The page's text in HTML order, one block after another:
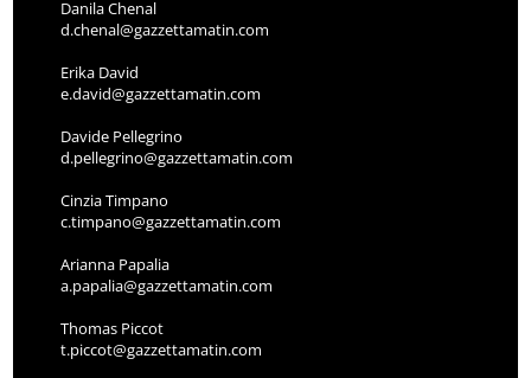
Danila Chenal
d.chenal@gazzettamatin.com
Erika David
e.david@gazzettamatin.com
Davide Pellegrino
d.pellegrino@gazzettamatin.com
Cinzia Timpano
c.timpano@gazzettamatin.com
Arianna Papalia
a.papalia@gazzettamatin.com
Thomas Piccot
t.piccot@gazzettamatin.com